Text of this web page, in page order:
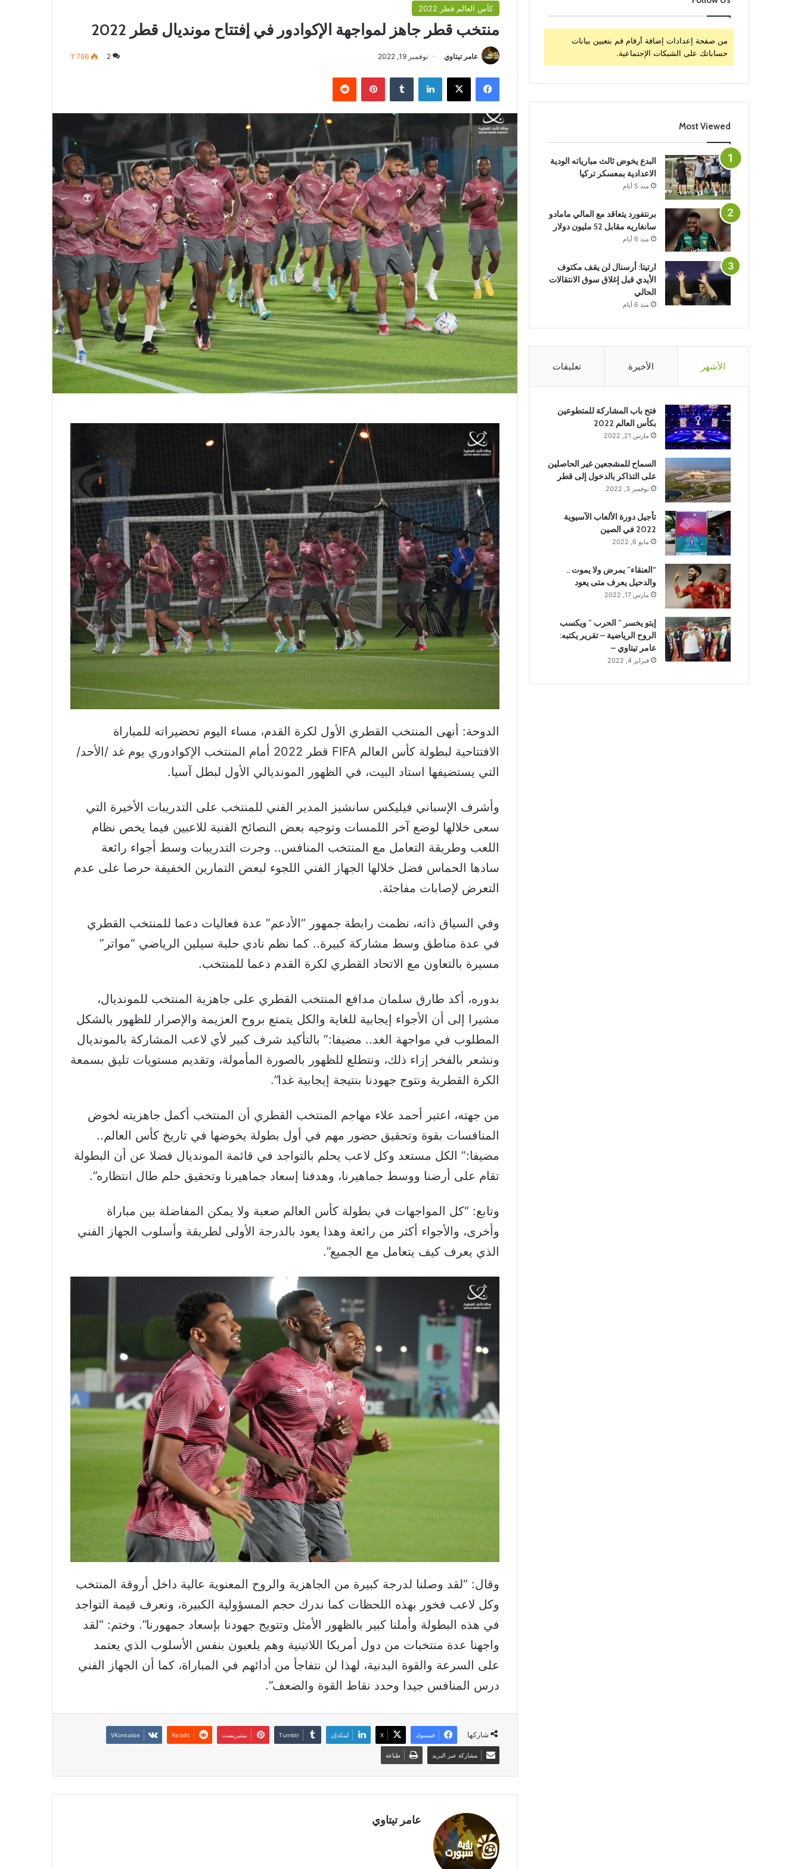
كأس العالم قطر 2022
منتخب قطر جاهز لمواجهة الإكوادور في إفتتاح مونديال قطر 2022
عامر تيتاوي نوفمبر 19, 2022 2 1٬766
فيسبوك ‫X لينكدإن بينتيريست
الدوحة: أنهى المنتخب القطري الأول لكرة القدم، مساء اليوم تحضيراته للمباراة
الافتتاحية لبطولة كأس العالم FIFA قطر 2022 أمام المنتخب الإكوادوري يوم غد /الأحد/
التي يستضيفها استاد البيت، في الظهور المونديالي الأول لبطل آسيا.
وأشرف الإسباني فيليكس سانشيز المدير الفني للمنتخب على التدريبات الأخيرة التي
سعى خلالها لوضع آخر اللمسات وتوجيه بعض النصائح الفنية للاعبين فيما يخص نظام
اللعب وطريقة التعامل مع المنتخب المنافس.. وجرت التدريبات وسط أجواء رائعة
سادها الحماس فضل خلالها الجهاز الفني اللجوء لبعض التمارين الخفيفة حرصا على عدم
التعرض لإصابات مفاجئة.
وفي السياق ذاته، نظمت رابطة جمهور “الأدعم” عدة فعاليات دعما للمنتخب القطري
في عدة مناطق وسط مشاركة كبيرة.. كما نظم نادي حلبة سيلين الرياضي “مواتر”
مسيرة بالتعاون مع الاتحاد القطري لكرة القدم دعما للمنتخب.
بدوره، أكد طارق سلمان مدافع المنتخب القطري على جاهزية المنتخب للمونديال،
مشيرا إلى أن الأجواء إيجابية للغاية والكل يتمتع بروح العزيمة والإصرار للظهور بالشكل
المطلوب في مواجهة الغد.. مضيفا:” بالتأكيد شرف كبير لأي لاعب المشاركة بالمونديال
ونشعر بالفخر إزاء ذلك، ونتطلع للظهور بالصورة المأمولة، وتقديم مستويات تليق بسمعة
الكرة القطرية ونتوج جهودنا بنتيجة إيجابية غدا”.
من جهته، اعتبر أحمد علاء مهاجم المنتخب القطري أن المنتخب أكمل جاهزيته لخوض
المنافسات بقوة وتحقيق حضور مهم في أول بطولة يخوضها في تاريخ كأس العالم..
مضيفا:” الكل مستعد وكل لاعب يحلم بالتواجد في قائمة المونديال فضلا عن أن البطولة
تقام على أرضنا ووسط جماهيرنا، وهدفنا إسعاد جماهيرنا وتحقيق حلم طال انتظاره”.
وتابع: “كل المواجهات في بطولة كأس العالم صعبة ولا يمكن المفاضلة بين مباراة
وأخرى، والأجواء أكثر من رائعة وهذا يعود بالدرجة الأولى لطريقة وأسلوب الجهاز الفني
الذي يعرف كيف يتعامل مع الجميع”.
وقال: “لقد وصلنا لدرجة كبيرة من الجاهزية والروح المعنوية عالية داخل أروقة المنتخب
وكل لاعب فخور بهذه اللحظات كما ندرك حجم المسؤولية الكبيرة، ونعرف قيمة التواجد
في هذه البطولة وأملنا كبير بالظهور الأمثل وتتويج جهودنا بإسعاد جمهورنا”. وختم: “لقد
واجهنا عدة منتخبات من دول أمريكا اللاتينية وهم يلعبون بنفس الأسلوب الذي يعتمد
على السرعة والقوة البدنية، لهذا لن نتفاجأ من أدائهم في المباراة، كما أن الجهاز الفني
درس المنافس جيدا وحدد نقاط القوة والضعف”.
شاركها فيسبوك ‫X لينكدإن بينتيريست
مشاركة عبر البريد طباعة
عامر تيتاوي
من صفحة إعدادات إضافة أرقام قم بتعيين بيانات
حساباتك على الشبكات الإجتماعية.
Most Viewed
البدع يخوض ثالث مبارياته الودية
الاعدادية بمعسكر تركيا
منذ 5 أيام
برنتفورد يتعاقد مع المالي مامادو
سانغاريه مقابل 52 مليون دولار
منذ 6 أيام
ارتيتا: أرسنال لن يقف مكتوف
الأيدي قبل إغلاق سوق الانتقالات
الحالي
منذ 6 أيام
الأشهر الأخيرة تعليقات
فتح باب المشاركة للمتطوعين
بكأس العالم 2022
مارس 21, 2022
السماح للمشجعين غير الحاصلين
على التذاكر بالدخول إلى قطر
نوفمبر 3, 2022
تأجيل دورة الألعاب الآسيوية
2022 في الصين
مايو 6, 2022
“العنقاء” يمرض ولا يموت ..
والدحيل يعرف متى يعود
مارس 17, 2022
إيتو يخسر ” الحرب ” ويكسب
الروح الرياضية – تقرير يكتبه:
عامر تيتاوي –
فبراير 4, 2022